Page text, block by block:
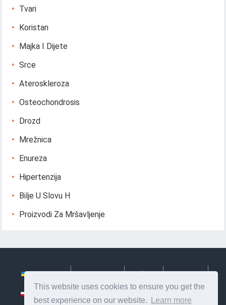
This website uses cookies to ensure you get the
best experience on our website.
Learn more
Tvari
Koristan
Majka I Dijete
Srce
Ateroskleroza
Osteochondrosis
Drozd
Mrežnica
Enureza
Hipertenzija
Bilje U Slovu H
Proizvodi Za Mršavljenje